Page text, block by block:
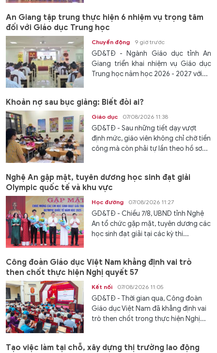
An Giang tập trung thực hiện 6 nhiệm vụ trọng tâm
đối với Giáo dục Trung học
Chuyển động 9 giờ trước
GD&TĐ - Ngành Giáo dục tỉnh An
Giang triển khai nhiệm vụ Giáo dục
Trung học năm học 2026 - 2027 với...
Khoản nợ sau bục giảng: Biết đòi ai?
Giáo dục 07/08/2026 11:38
GD&TĐ - Sau những tiết dạy vượt
định mức, giáo viên không chỉ chờ tiền
công mà còn phải tự lần theo hồ sơ...
Nghệ An gặp mặt, tuyên dương học sinh đạt giải
Olympic quốc tế và khu vực
Học đường 07/08/2026 11:27
GD&TĐ - Chiều 7/8, UBND tỉnh Nghệ
An tổ chức gặp mặt, tuyên dương các
học sinh đạt giải tại các kỳ thi...
Công đoàn Giáo dục Việt Nam khẳng định vai trò
then chốt thực hiện Nghị quyết 57
Kết nối 07/08/2026 11:05
GD&TĐ - Thời gian qua, Công đoàn
Giáo dục Việt Nam đã khẳng định vai
trò then chốt trong thực hiện Nghị...
Tạo việc làm tại chỗ, xây dựng thị trường lao động